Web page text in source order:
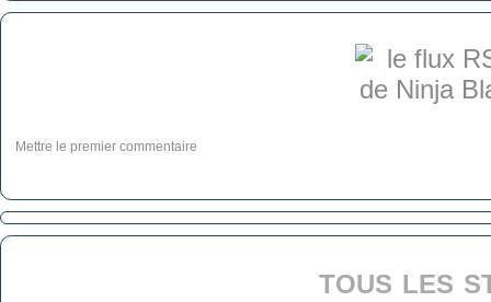
Mettre le premier commentaire
tous les